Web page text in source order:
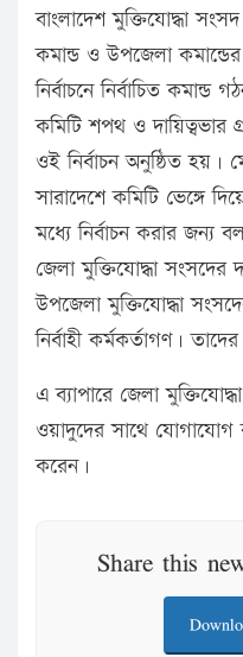
বাংলাদেশ মুক্তিযোদ্ধা
কমান্ড ও উপজেলা
নির্বাচনে নির্বাচিত
কমিটি শপথ ও দায়িত্বভার
ওই নির্বাচন অনুষ্ঠিত হয়।
সারাদেশে কমিটি ভেঙ্গে
মধ্যে নির্বাচন করার জন্য
জেলা মুক্তিযোদ্ধা
উপজেলা মুক্তিযোদ্ধা
নির্বাহী কর্মকর্তাগণ।
এ ব্যাপারে জেলা
ওয়াদুদের সাথে
করেন।
Share this